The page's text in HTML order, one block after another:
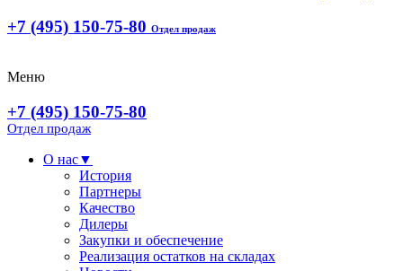
+7 (495) 150-75-80 Отдел продаж
Меню
+7 (495) 150-75-80
Отдел продаж
О нас▼
История
Партнеры
Качество
Дилеры
Закупки и обеспечение
Реализация остатков на складах